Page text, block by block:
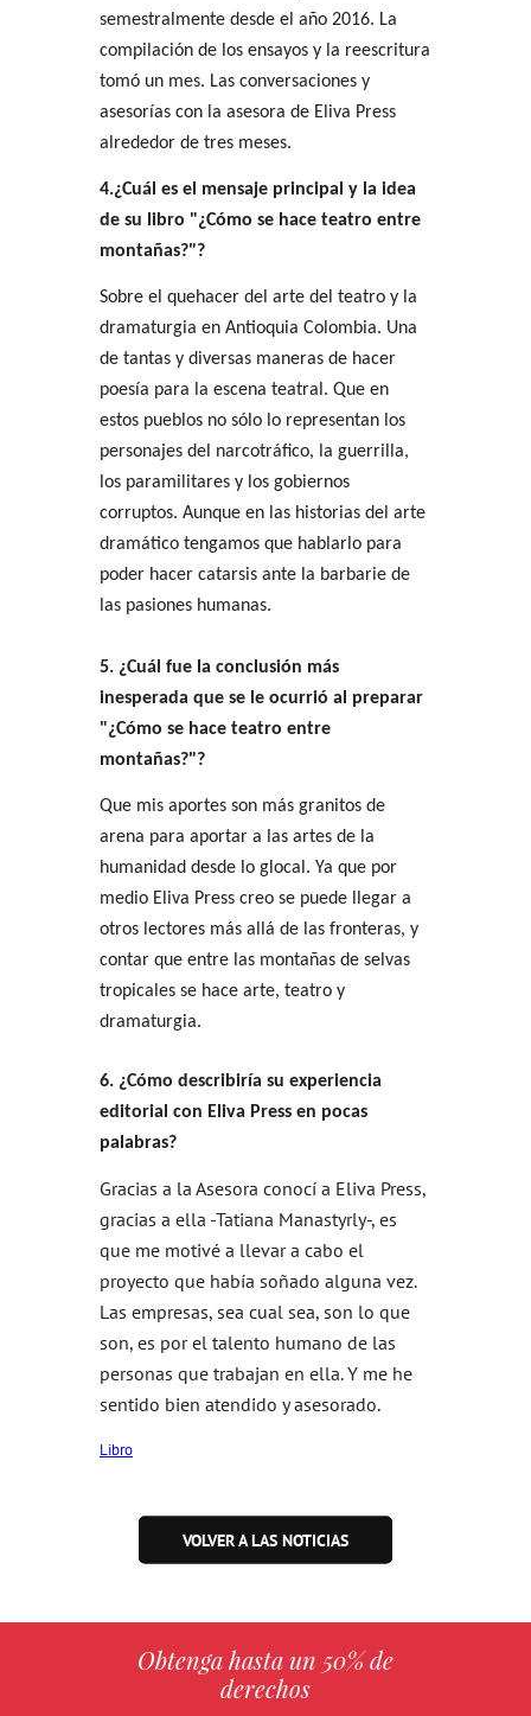
semestralmente desde el año 2016. La
compilación de los ensayos y la reescritura
tomó un mes. Las conversaciones y
asesorías con la asesora de Eliva Press
alrededor de tres meses.
4.¿Cuál es el mensaje principal y la idea
de su libro "¿Cómo se hace teatro entre
montañas?"?
Sobre el quehacer del arte del teatro y la
dramaturgia en Antioquia Colombia. Una
de tantas y diversas maneras de hacer
poesía para la escena teatral. Que en
estos pueblos no sólo lo representan los
personajes del narcotráfico, la guerrilla,
los paramilitares y los gobiernos
corruptos. Aunque en las historias del arte
dramático tengamos que hablarlo para
poder hacer catarsis ante la barbarie de
las pasiones humanas.
5. ¿Cuál fue la conclusión más
inesperada que se le ocurrió al preparar
"¿Cómo se hace teatro entre
montañas?"?
Que mis aportes son más granitos de
arena para aportar a las artes de la
humanidad desde lo glocal. Ya que por
medio Eliva Press creo se puede llegar a
otros lectores más allá de las fronteras, y
contar que entre las montañas de selvas
tropicales se hace arte, teatro y
dramaturgia.
6. ¿Cómo describiría su experiencia
editorial con Eliva Press en pocas
palabras?
Gracias a la Asesora conocí a Eliva Press,
gracias a ella -Tatiana Manastyrly-, es
que me motivé a llevar a cabo el
proyecto que había soñado alguna vez.
Las empresas, sea cual sea, son lo que
son, es por el talento humano de las
personas que trabajan en ella. Y me he
sentido bien atendido y asesorado.
Libro
VOLVER A LAS NOTICIAS
Obtenga hasta un 50% de
derechos